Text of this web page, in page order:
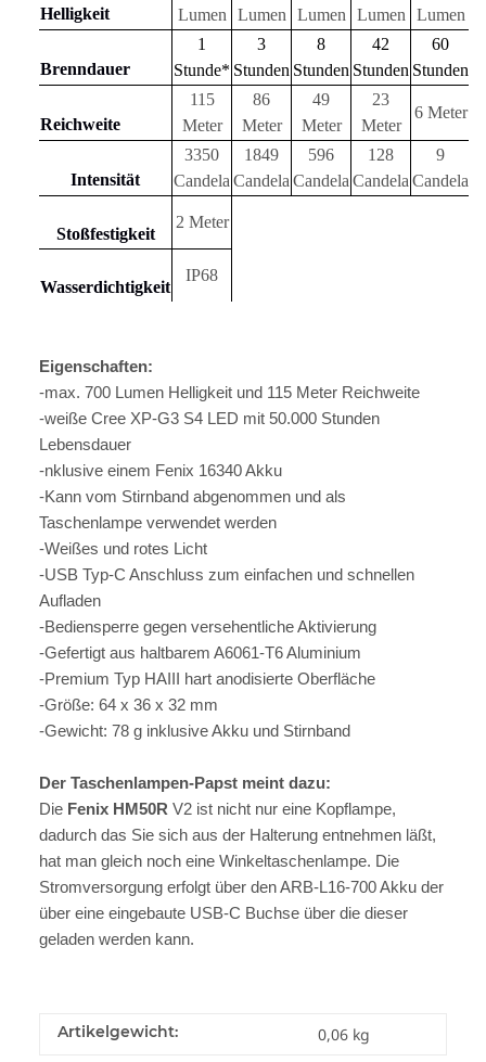
Helligkeit
Lumen
Lumen
Lumen
Lumen
Lumen
Brenndauer
1
Stunde*
3
Stunden
8
Stunden
42
Stunden
60
Stunden
Reichweite
115
Meter
86
Meter
49
Meter
23
Meter
6 Meter
Intensität
3350
Candela
1849
Candela
596
Candela
128
Candela
9
Candela
Stoßfestigkeit
2 Meter
Wasserdichtigkeit
IP68
Eigenschaften:
-max. 700 Lumen Helligkeit und 115 Meter Reichweite
-weiße Cree XP-G3 S4 LED mit 50.000 Stunden
Lebensdauer
-nklusive einem Fenix 16340 Akku
-Kann vom Stirnband abgenommen und als
Taschenlampe verwendet werden
-Weißes und rotes Licht
-USB Typ-C Anschluss zum einfachen und schnellen
Aufladen
-Bediensperre gegen versehentliche Aktivierung
-Gefertigt aus haltbarem A6061-T6 Aluminium
-Premium Typ HAIII hart anodisierte Oberfläche
-Größe: 64 x 36 x 32 mm
-Gewicht: 78 g inklusive Akku und Stirnband
Der Taschenlampen-Papst meint dazu:
Die Fenix HM50R V2 ist nicht nur eine Kopflampe,
dadurch das Sie sich aus der Halterung entnehmen läßt,
hat man gleich noch eine Winkeltaschenlampe. Die
Stromversorgung erfolgt über den ARB-L16-700 Akku der
über eine eingebaute USB-C Buchse über die dieser
geladen werden kann.
Artikelgewicht: 0,06 kg